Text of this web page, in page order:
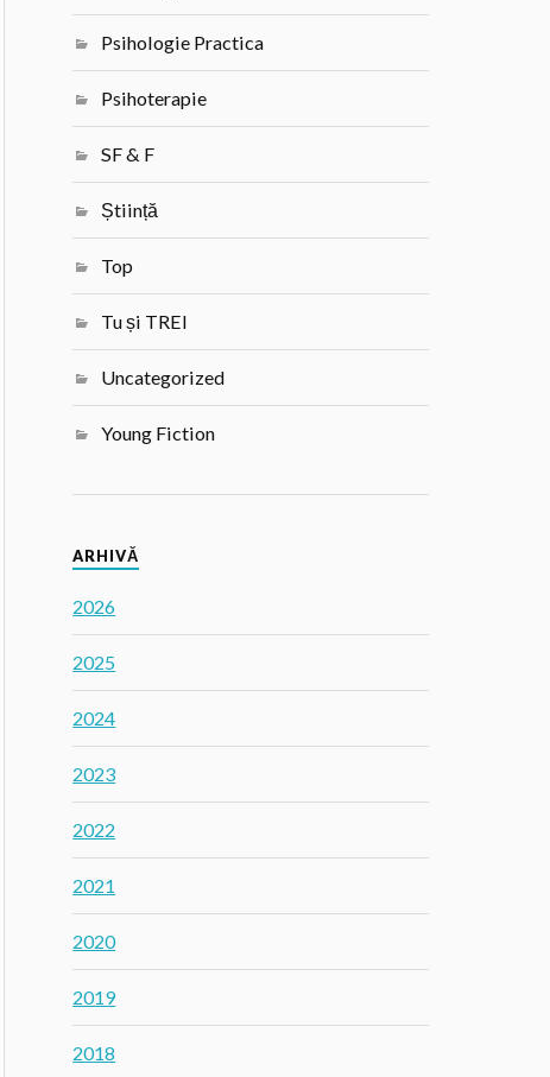
Psihologie Practica
Psihoterapie
SF & F
Știință
Top
Tu și TREI
Uncategorized
Young Fiction
ARHIVĂ
2026
2025
2024
2023
2022
2021
2020
2019
2018